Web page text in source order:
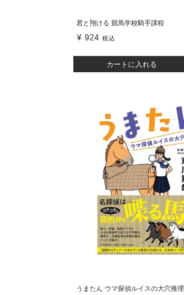
君と翔ける 競馬学校騎手課程
¥ 924 税込
カートに入れる
うまたん ウマ探偵ルイスの大穴推理